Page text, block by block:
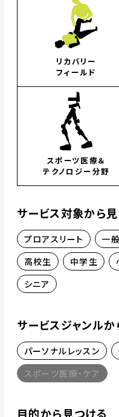
リカバリー
フィールド
スポーツ医療＆
テクノロジー分野
サービス対象から
プロアスリート 一
高校生
中学生
シニア
サービスジャンルか
パーソナルレッスン
スポーツ医療・ケア
目的から見つける